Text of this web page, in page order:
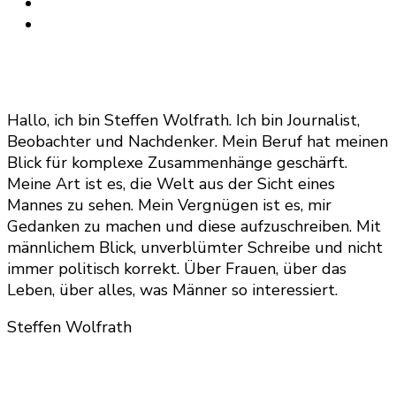
Hallo, ich bin Steffen Wolfrath. Ich bin Journalist,
Beobachter und Nachdenker. Mein Beruf hat meinen
Blick für komplexe Zusammenhänge geschärft.
Meine Art ist es, die Welt aus der Sicht eines
Mannes zu sehen. Mein Vergnügen ist es, mir
Gedanken zu machen und diese aufzuschreiben. Mit
männlichem Blick, unverblümter Schreibe und nicht
immer politisch korrekt. Über Frauen, über das
Leben, über alles, was Männer so interessiert.
Steffen Wolfrath